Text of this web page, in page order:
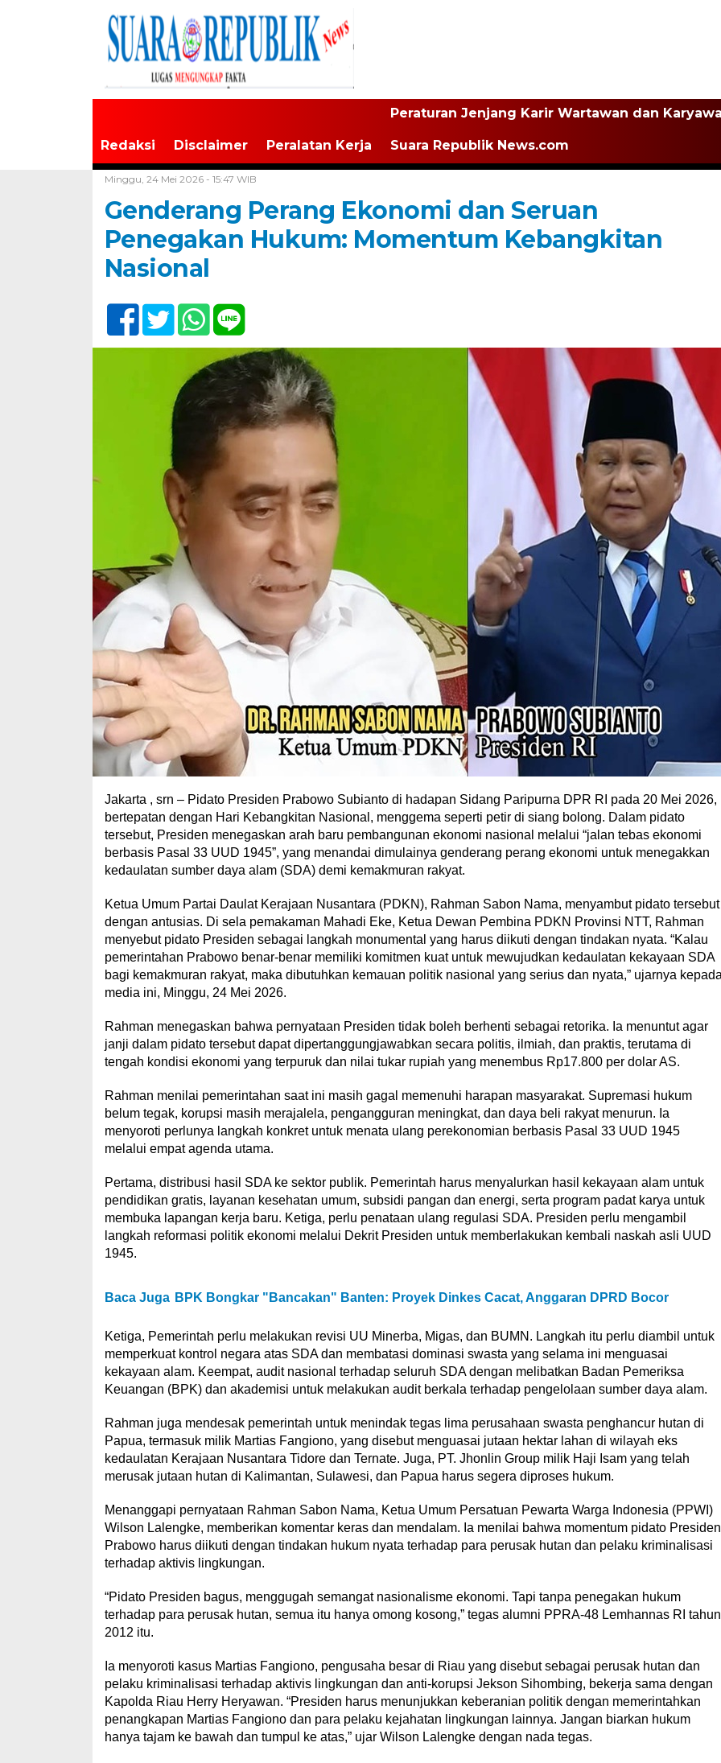
Redaksi Disclaimer Peralatan Kerja
Peraturan Jenjang Karir Wartawan dan
Suara Republik News.com
Minggu, 24 Mei 2026 - 15:47 WIB
Genderang Perang Ekonomi dan Seruan
Penegakan Hukum: Momentum Kebangkitan
Nasional
Jakarta , srn – Pidato Presiden Prabowo Subianto di hadapan Sidang Paripurna DPR RI pada 20 Mei 2026,
bertepatan dengan Hari Kebangkitan Nasional, menggema seperti petir di siang bolong. Dalam pidato
tersebut, Presiden menegaskan arah baru pembangunan ekonomi nasional melalui “jalan tebas ekonomi
berbasis Pasal 33 UUD 1945”, yang menandai dimulainya genderang perang ekonomi untuk menegakkan
kedaulatan sumber daya alam (SDA) demi kemakmuran rakyat.
Ketua Umum Partai Daulat Kerajaan Nusantara (PDKN), Rahman Sabon Nama, menyambut pidato tersebut
dengan antusias. Di sela pemakaman Mahadi Eke, Ketua Dewan Pembina PDKN Provinsi NTT, Rahman
menyebut pidato Presiden sebagai langkah monumental yang harus diikuti dengan tindakan nyata. “Kalau
pemerintahan Prabowo benar-benar memiliki komitmen kuat untuk mewujudkan kedaulatan kekayaan SDA
bagi kemakmuran rakyat, maka dibutuhkan kemauan politik nasional yang serius dan nyata,” ujarnya
media ini, Minggu, 24 Mei 2026.
Rahman menegaskan bahwa pernyataan Presiden tidak boleh berhenti sebagai retorika. Ia menuntut agar
janji dalam pidato tersebut dapat dipertanggungjawabkan secara politis, ilmiah, dan praktis, terutama di
tengah kondisi ekonomi yang terpuruk dan nilai tukar rupiah yang menembus Rp17.800 per dolar AS.
Rahman menilai pemerintahan saat ini masih gagal memenuhi harapan masyarakat. Supremasi hukum
belum tegak, korupsi masih merajalela, pengangguran meningkat, dan daya beli rakyat menurun. Ia
menyoroti perlunya langkah konkret untuk menata ulang perekonomian berbasis Pasal 33 UUD 1945
melalui empat agenda utama.
Pertama, distribusi hasil SDA ke sektor publik. Pemerintah harus menyalurkan hasil kekayaan alam untuk
pendidikan gratis, layanan kesehatan umum, subsidi pangan dan energi, serta program padat karya untuk
membuka lapangan kerja baru. Ketiga, perlu penataan ulang regulasi SDA. Presiden perlu mengambil
langkah reformasi politik ekonomi melalui Dekrit Presiden untuk memberlakukan kembali naskah asli UUD
1945.
Baca Juga BPK Bongkar "Bancakan" Banten: Proyek Dinkes Cacat, Anggaran DPRD Bocor
Ketiga, Pemerintah perlu melakukan revisi UU Minerba, Migas, dan BUMN. Langkah itu perlu diambil untuk
memperkuat kontrol negara atas SDA dan membatasi dominasi swasta yang selama ini menguasai
kekayaan alam. Keempat, audit nasional terhadap seluruh SDA dengan melibatkan Badan Pemeriksa
Keuangan (BPK) dan akademisi untuk melakukan audit berkala terhadap pengelolaan sumber daya alam.
Rahman juga mendesak pemerintah untuk menindak tegas lima perusahaan swasta penghancur hutan di
Papua, termasuk milik Martias Fangiono, yang disebut menguasai jutaan hektar lahan di wilayah eks
kedaulatan Kerajaan Nusantara Tidore dan Ternate. Juga, PT. Jhonlin Group milik Haji Isam yang telah
merusak jutaan hutan di Kalimantan, Sulawesi, dan Papua harus segera diproses hukum.
Menanggapi pernyataan Rahman Sabon Nama, Ketua Umum Persatuan Pewarta Warga Indonesia (PPWI)
Wilson Lalengke, memberikan komentar keras dan mendalam. Ia menilai bahwa momentum pidato Presiden
Prabowo harus diikuti dengan tindakan hukum nyata terhadap para perusak hutan dan pelaku kriminalisasi
terhadap aktivis lingkungan.
“Pidato Presiden bagus, menggugah semangat nasionalisme ekonomi. Tapi tanpa penegakan hukum
terhadap para perusak hutan, semua itu hanya omong kosong,” tegas alumni PPRA-48 Lemhannas RI tahun
2012 itu.
Ia menyoroti kasus Martias Fangiono, pengusaha besar di Riau yang disebut sebagai perusak hutan dan
pelaku kriminalisasi terhadap aktivis lingkungan dan anti-korupsi Jekson Sihombing, bekerja sama dengan
Kapolda Riau Herry Heryawan. “Presiden harus menunjukkan keberanian politik dengan memerintahkan
penangkapan Martias Fangiono dan para pelaku kejahatan lingkungan lainnya. Jangan biarkan hukum
hanya tajam ke bawah dan tumpul ke atas,” ujar Wilson Lalengke dengan nada tegas.